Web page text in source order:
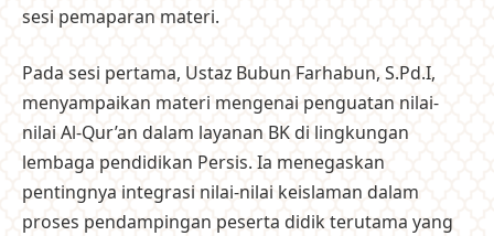
sesi pemaparan materi.
Pada sesi pertama, Ustaz Bubun Farhabun, S.Pd.I,
menyampaikan materi mengenai penguatan nilai-
nilai Al-Qur’an dalam layanan BK di lingkungan
lembaga pendidikan Persis. Ia menegaskan
pentingnya integrasi nilai-nilai keislaman dalam
proses pendampingan peserta didik terutama yang